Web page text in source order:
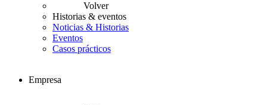
Volver
Historias & eventos
Noticias & Historias
Eventos
Casos prácticos
Empresa